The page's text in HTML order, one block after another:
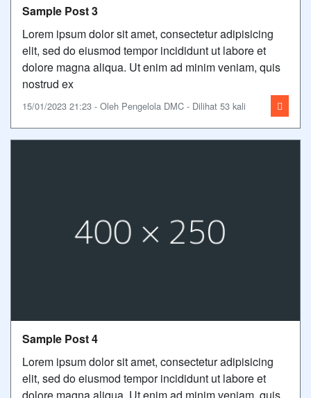
Sample Post 3
Lorem ipsum dolor sit amet, consectetur adipisicing
elit, sed do eiusmod tempor incididunt ut labore et
dolore magna aliqua. Ut enim ad minim veniam, quis
nostrud ex
15/01/2023 21:23 - Oleh Pengelola DMC - Dilihat 53 kali
Sample Post 4
Lorem ipsum dolor sit amet, consectetur adipisicing
elit, sed do eiusmod tempor incididunt ut labore et